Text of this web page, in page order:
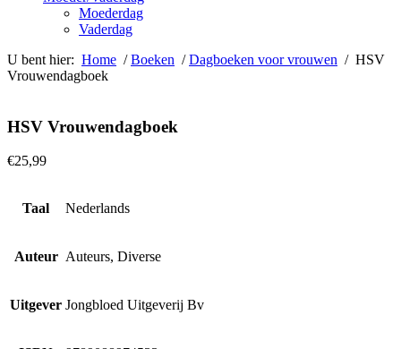
Moederdag
Vaderdag
U bent hier: Home /Boeken /Dagboeken voor vrouwen / HSV
Vrouwendagboek
HSV Vrouwendagboek
€25,99
Taal Nederlands
Auteur Auteurs, Diverse
Uitgever Jongbloed Uitgeverij Bv